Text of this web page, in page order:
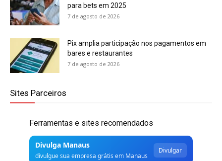
para bets em 2025
7 de agosto de 2026
Pix amplia participação nos pagamentos em
bares e restaurantes
7 de agosto de 2026
Sites Parceiros
Ferramentas e sites recomendados
Divulga Manaus
divulgue sua empresa grátis em Manaus
Divulgar